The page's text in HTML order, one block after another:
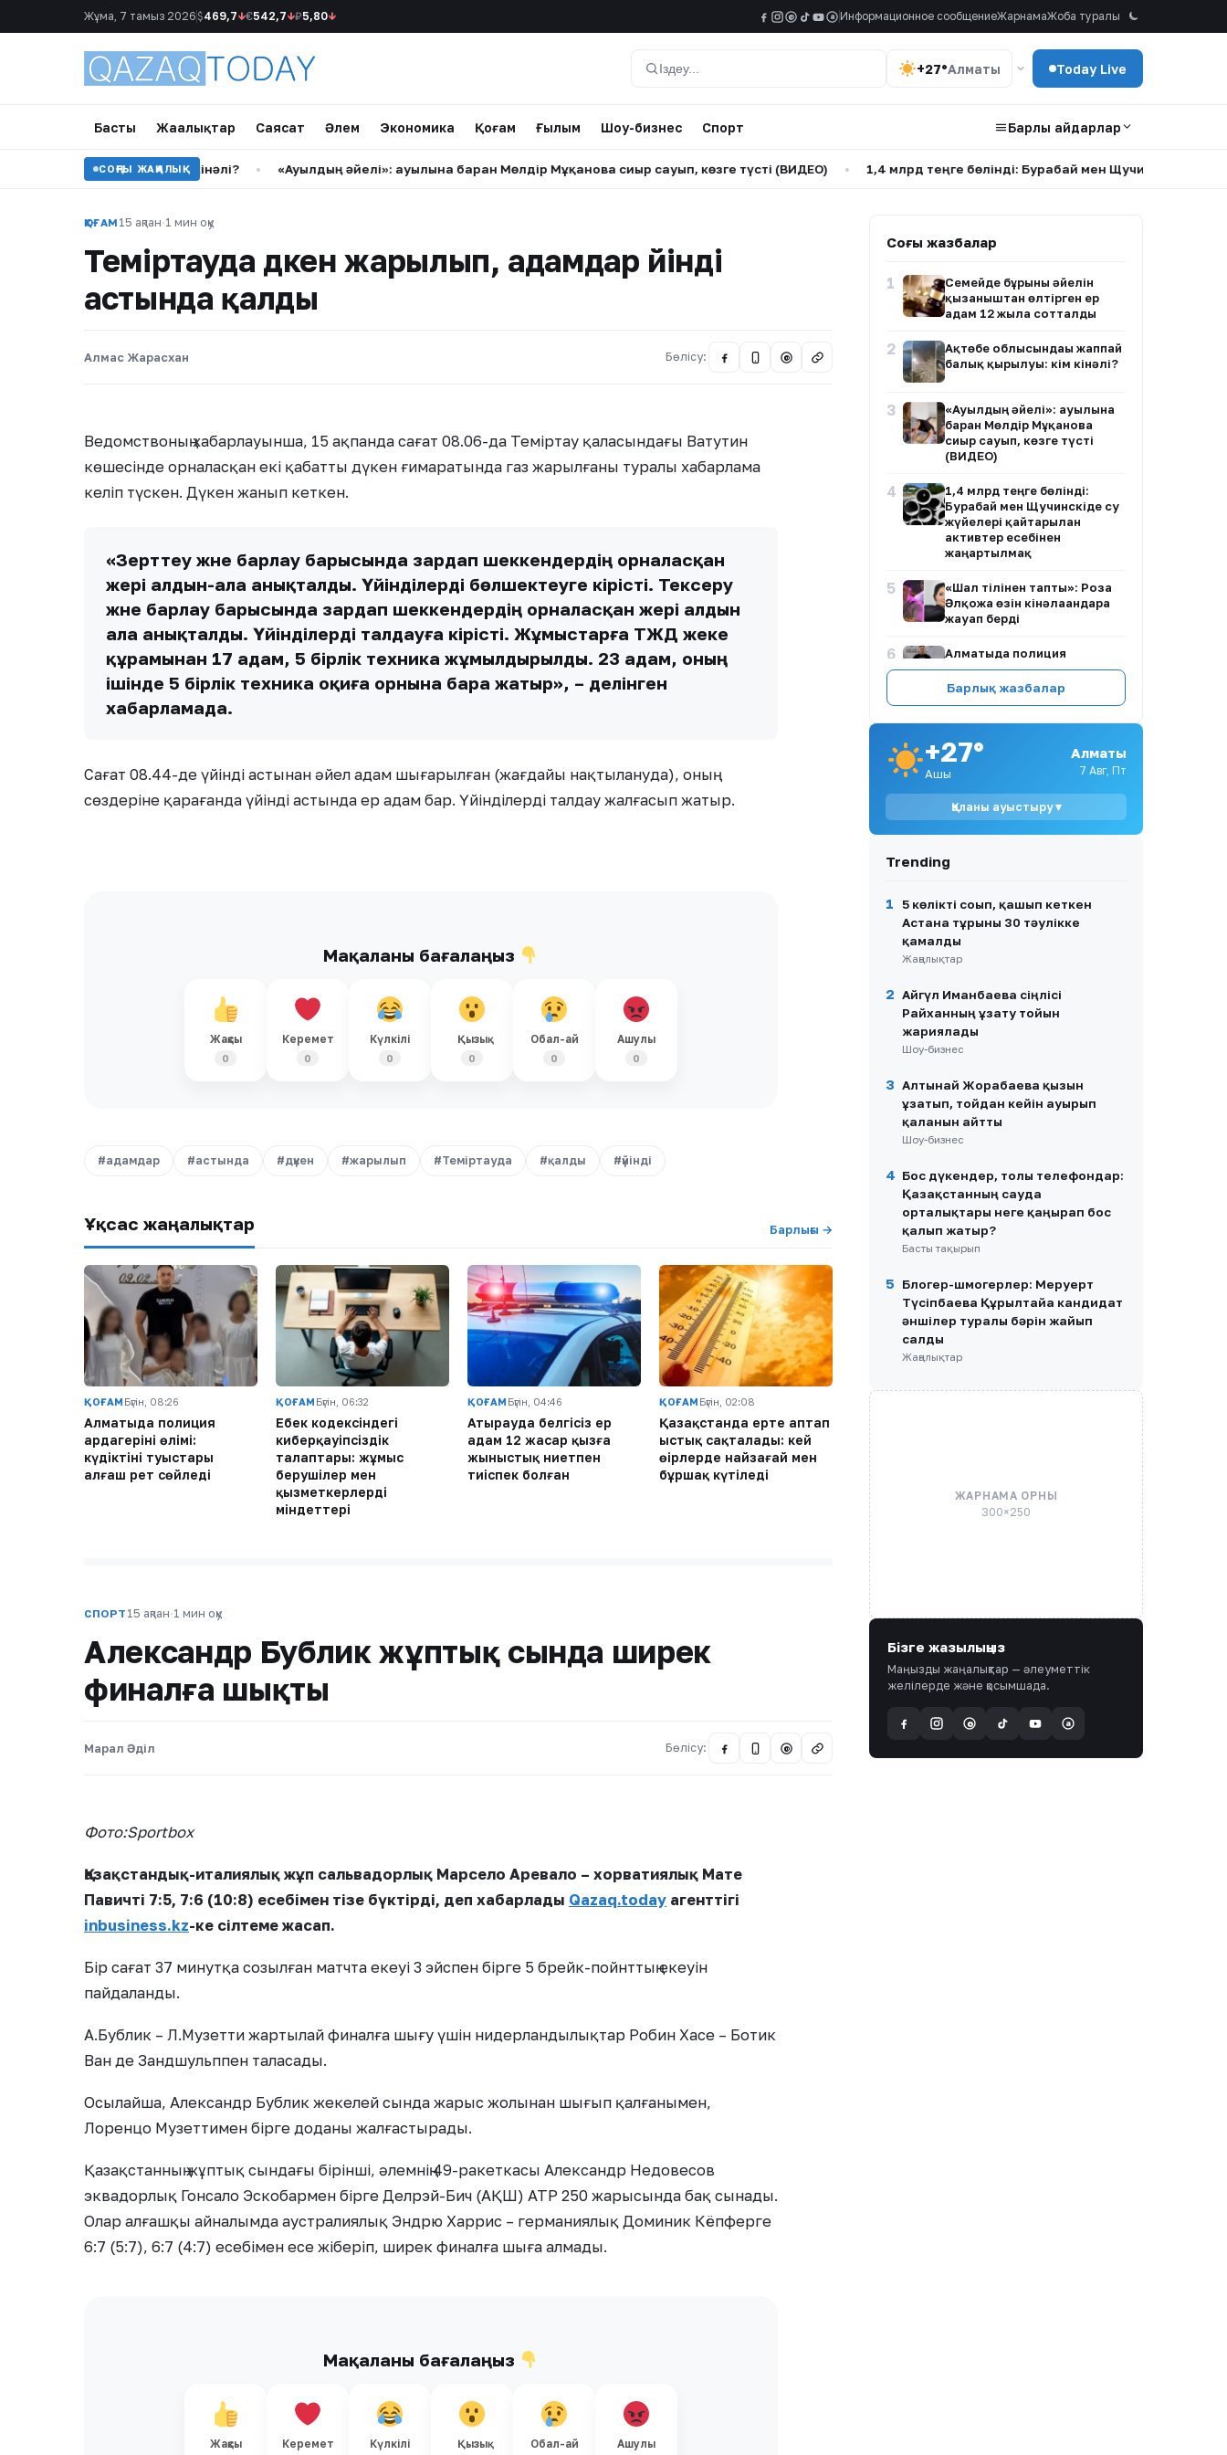
Жұма, 7 тамыз 2026 $469,7↓€542,7↓₽5,80↓ @ a Информационное сообщениеЖарнамаЖоба туралы
Іздеу
+27°Алматы Today Live
Басты Жаңалықтар Саясат Әлем Экономика Қоғам Ғылым Шоу-бизнес Спорт Барлық айдарлар
СОҢҒЫ ЖАҢАЛЫҚ
балық қырылуы: кім кінәлі? • «Ауылдың әйелі»: ауылына барған Мөлдір Мұқанова сиыр сауып, көзге түсті (ВИДЕО) • 1,4 млрд теңге бөлінді: Бурабай мен Щучинскіде су
ҚОҒАМ 15 ақпан·1 мин оқу
Теміртауда дүкен жарылып, адамдар үйінді
астында қалды
Алмас Жарасхан Бөлісу: @
Ведомствоның хабарлауынша, 15 ақпанда сағат 08.06-да Теміртау қаласындағы Ватутин
көшесінде орналасқан екі қабатты дүкен ғимаратында газ жарылғаны туралы хабарлама
келіп түскен. Дүкен жанып кеткен.
«Зерттеу және барлау барысында зардап шеккендердің орналасқан
жері алдын-ала анықталды. Үйінділерді бөлшектеуге кірісті. Тексеру
және барлау барысында зардап шеккендердің орналасқан жері алдын
ала анықталды. Үйінділерді талдауға кірісті. Жұмыстарға ТЖД жеке
құрамынан 17 адам, 5 бірлік техника жұмылдырылды. 23 адам, оның
ішінде 5 бірлік техника оқиға орнына бара жатыр», – делінген
хабарламада.
Сағат 08.44-де үйінді астынан әйел адам шығарылған (жағдайы нақтылануда), оның
сөздеріне қарағанда үйінді астында ер адам бар. Үйінділерді талдау жалғасып жатыр.
Мақаланы бағалаңыз
Жақсы
0
Керемет
0
Күлкілі
0
Қызық
0
Обал-ай
0
Ашулы
0
#адамдар #астында #дүкен #жарылып #Теміртауда #қалды #үйінді
Ұқсас жаңалықтар Барлығы →
ҚОҒАМ Бүгін, 08:26
Алматыда полиция
ардагерінің өлімі:
күдіктінің туыстары
алғаш рет сөйледі
ҚОҒАМ Бүгін, 06:32
Еңбек кодексіндегі
киберқауіпсіздік
талаптары: жұмыс
берушілер мен
қызметкерлердің
міндеттері
ҚОҒАМ Бүгін, 04:46
Атырауда белгісіз ер
адам 12 жасар қызға
жыныстық ниетпен
тиіспек болған
ҚОҒАМ Бүгін, 02:08
Қазақстанда ертең аптап
ыстық сақталады: кей
өңірлерде найзағай мен
бұршақ күтіледі
СПОРТ 15 ақпан·1 мин оқу
Александр Бублик жұптық сында ширек
финалға шықты
Марал Әділ Бөлісу: @
Фото:Sportbox
Қазақстандық-италиялық жұп сальвадорлық Марсело Аревало – хорватиялық Мате
Павичті 7:5, 7:6 (10:8) есебімен тізе бүктірді, деп хабарлады Qazaq.today агенттігі
inbusiness.kz-ке сілтеме жасап.
Бір сағат 37 минутқа созылған матчта екеуі 3 эйспен бірге 5 брейк-пойнттың екеуін
пайдаланды.
А.Бублик – Л.Музетти жартылай финалға шығу үшін нидерландылықтар Робин Хасе – Ботик
Ван де Зандшульппен таласады.
Осылайша, Александр Бублик жекелей сында жарыс жолынан шығып қалғанымен,
Лоренцо Музеттимен бірге доданы жалғастырады.
Қазақстанның жұптық сындағы бірінші, әлемнің 49-ракеткасы Александр Недовесов
эквадорлық Гонсало Эскобармен бірге Делрэй-Бич (АҚШ) ATP 250 жарысында бақ сынады.
Олар алғашқы айналымда аустралиялық Эндрю Харрис – германиялық Доминик Кёпферге
6:7 (5:7), 6:7 (4:7) есебімен есе жіберіп, ширек финалға шыға алмады.
Мақаланы бағалаңыз
Жақсы Керемет Күлкілі Қызық Обал-ай Ашулы
Соңғы жазбалар
1
Семейде бұрынғы әйелін
қызғаныштан өлтірген ер
адам 12 жылға сотталды
2
Ақтөбе облысындағы жаппай
балық қырылуы: кім кінәлі?
3
«Ауылдың әйелі»: ауылына
барған Мөлдір Мұқанова
сиыр сауып, көзге түсті
(ВИДЕО)
4
1,4 млрд теңге бөлінді:
Бурабай мен Щучинскіде су
жүйелері қайтарылған
активтер есебінен
жаңартылмақ
5
«Шал тілінен тапты»: Роза
Әлқожа өзін кінәлағандарға
жауап берді
6
Алматыда полиция
ардагерінің өлімі: күдіктінің
туыстары алғаш рет сөйледі
7
шектеуге бағытталған жаңа
жарлықтарға қол қойды
8
Еңбек кодексіндегі
киберқауіпсіздік
қызметкерлердің
9
Мөлдір Мұқанова туған
ауылында сағынышын басып,
балалық шағын еске алды
12 жасар қызға жыныстық
ниетпен тиіспек болған
Барлық жазбалар
+27°
Ашық
Алматы
7 Авг, Пт
Қаланы ауыстыру ▾
Trending
1
5 көлікті соғып, қашып кеткен
Астана тұрғыны 30 тәулікке
қамалды
Жаңалықтар
2 Айгүл Иманбаева сіңлісі
Райханның ұзату тойын
жариялады
Шоу-бизнес
3 Алтынай Жорабаева қызын
ұзатып, тойдан кейін ауырып
қалғанын айтты
Шоу-бизнес
4 Бос дүкендер, толы телефондар:
Қазақстанның сауда
орталықтары неге қаңырап бос
қалып жатыр?
Басты тақырып
5
Блогер-шмогерлер: Меруерт
Түсіпбаева Құрылтайға кандидат
әншілер туралы бәрін жайып
салды
Жаңалықтар
ЖАРНАМА ОРНЫ
300×250
Бізге жазылыңыз
Маңызды жаңалықтар — әлеуметтік
желілерде және қосымшада.
@ a